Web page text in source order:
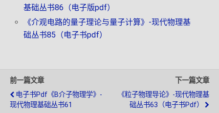
基础丛书86（电子版pdf）
《介观电路的量子理论与量子计算》-现代物理基
础丛书85（电子书pdf）
前一篇文章
电子书pdf《B介子物理学》-
现代物理基础丛书61
下一篇文章
《粒子物理导论》-现代物理基
础丛书63（电子书pdf）